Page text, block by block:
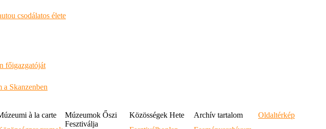
csodálatos élete
főigazgatóját
Skanzenben
à la carte
Múzeumok Őszi
Fesztiválja
Közösségek Hete
Archív tartalom
Oldaltérkép